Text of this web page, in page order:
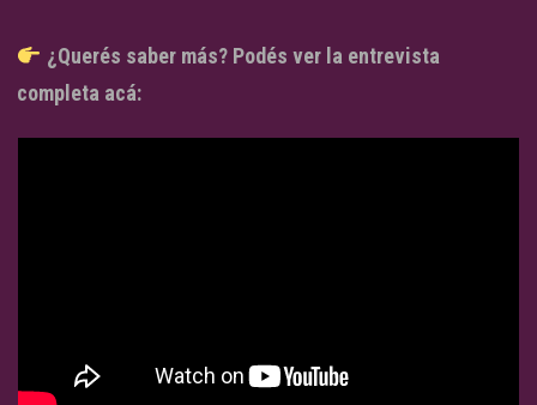
¿Querés saber más? Podés ver la entrevista
completa acá: